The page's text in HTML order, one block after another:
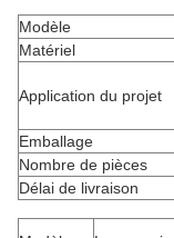
Modèle
Matériel
Application du projet
Emballage
Nombre de pièces
Délai de livraison